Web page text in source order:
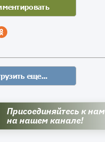
Присоединяйтесь к нам
на нашем канале!